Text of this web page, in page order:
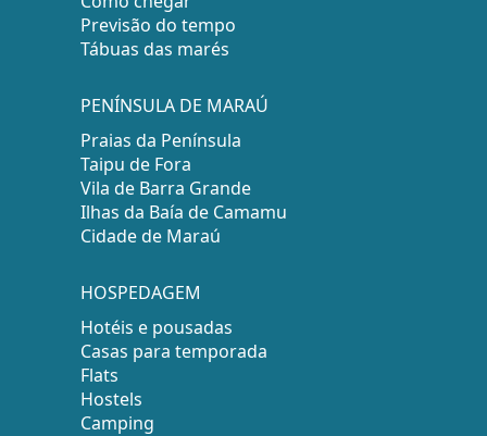
Previsão do tempo
Tábuas das marés
PENÍNSULA DE MARAÚ
Praias da Península
Taipu de Fora
Vila de Barra Grande
Ilhas da Baía de Camamu
Cidade de Maraú
HOSPEDAGEM
Hotéis e pousadas
Casas para temporada
Flats
Hostels
Camping